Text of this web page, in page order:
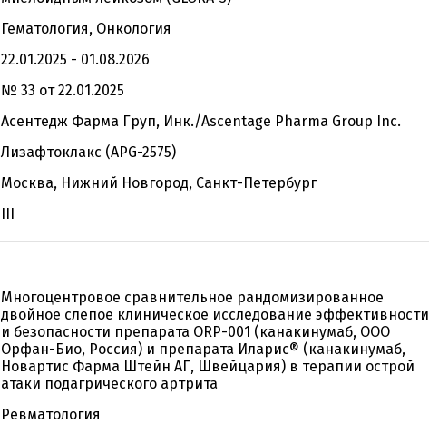
Гематология, Онкология
22.01.2025 - 01.08.2026
№ 33 от 22.01.2025
Асентедж Фарма Груп, Инк./Ascentage Pharma Group Inc.
Лизафтоклакс (APG-2575)
Москва, Нижний Новгород, Санкт-Петербург
III
Многоцентровое сравнительное рандомизированное
двойное слепое клиническое исследование эффективности
и безопасности препарата ORP-001 (канакинумаб, ООО
Орфан-Био, Россия) и препарата Иларис® (канакинумаб,
Новартис Фарма Штейн АГ, Швейцария) в терапии острой
атаки подагрического артрита
Ревматология